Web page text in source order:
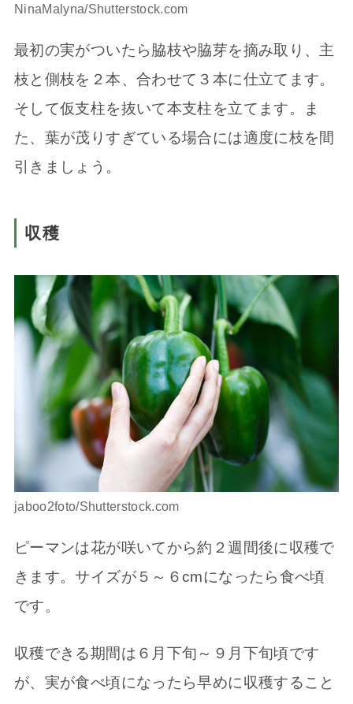
NinaMalyna/Shutterstock.com
最初の実がついたら脇枝や脇芽を摘み取り、主
枝と側枝を２本、合わせて３本に仕立てます。
そして仮支柱を抜いて本支柱を立てます。ま
た、葉が茂りすぎている場合には適度に枝を間
引きましょう。
収穫
jaboo2foto/Shutterstock.com
ピーマンは花が咲いてから約２週間後に収穫で
きます。サイズが５～６cmになったら食べ頃
です。
収穫できる期間は６月下旬～９月下旬頃です
が、実が食べ頃になったら早めに収穫すること